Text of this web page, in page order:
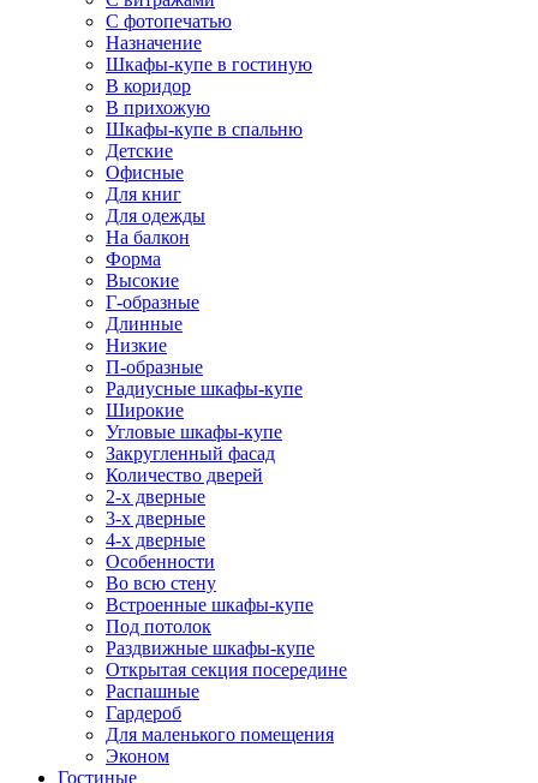
С фотопечатью
Назначение
Шкафы-купе в гостиную
В коридор
В прихожую
Шкафы-купе в спальню
Детские
Офисные
Для книг
Для одежды
На балкон
Форма
Высокие
Г-образные
Длинные
Низкие
П-образные
Радиусные шкафы-купе
Широкие
Угловые шкафы-купе
Закругленный фасад
Количество дверей
2-х дверные
3-х дверные
4-х дверные
Особенности
Во всю стену
Встроенные шкафы-купе
Под потолок
Раздвижные шкафы-купе
Открытая секция посередине
Распашные
Гардероб
Для маленького помещения
Эконом
Гостиные